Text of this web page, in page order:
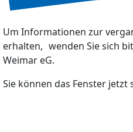
Um Informationen zur
erhalten, wenden Sie sich
Weimar eG.
Sie können das Fenster jetzt